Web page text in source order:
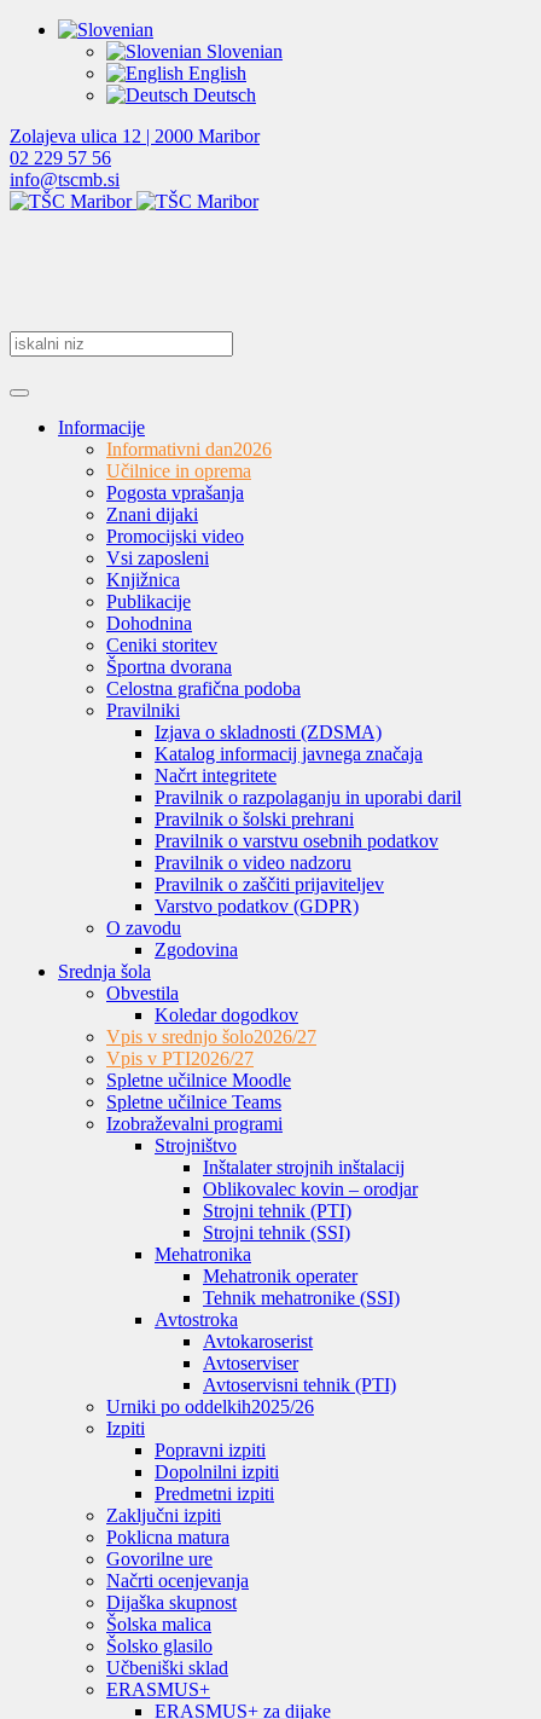
Slovenian
English
Deutsch
Zolajeva ulica 12 | 2000 Maribor
02 229 57 56
info@tscmb.si
Informacije
Informativni dan2026
Učilnice in oprema
Pogosta vprašanja
Znani dijaki
Promocijski video
Vsi zaposleni
Knjižnica
Publikacije
Dohodnina
Ceniki storitev
Športna dvorana
Celostna grafična podoba
Pravilniki
Izjava o skladnosti (ZDSMA)
Katalog informacij javnega značaja
Načrt integritete
Pravilnik o razpolaganju in uporabi daril
Pravilnik o šolski prehrani
Pravilnik o varstvu osebnih podatkov
Pravilnik o video nadzoru
Pravilnik o zaščiti prijaviteljev
Varstvo podatkov (GDPR)
O zavodu
Zgodovina
Srednja šola
Obvestila
Koledar dogodkov
Vpis v srednjo šolo2026/27
Vpis v PTI2026/27
Spletne učilnice Moodle
Spletne učilnice Teams
Izobraževalni programi
Strojništvo
Inštalater strojnih inštalacij
Oblikovalec kovin – orodjar
Strojni tehnik (PTI)
Strojni tehnik (SSI)
Mehatronika
Mehatronik operater
Tehnik mehatronike (SSI)
Avtostroka
Avtokaroserist
Avtoserviser
Avtoservisni tehnik (PTI)
Urniki po oddelkih2025/26
Izpiti
Popravni izpiti
Dopolnilni izpiti
Predmetni izpiti
Zaključni izpiti
Poklicna matura
Govorilne ure
Načrti ocenjevanja
Dijaška skupnost
Šolska malica
Šolsko glasilo
Učbeniški sklad
ERASMUS+
ERASMUS+ za dijake